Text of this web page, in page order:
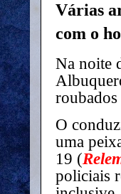
Várias
com o
Na noite
O
uma
19 (
policiais